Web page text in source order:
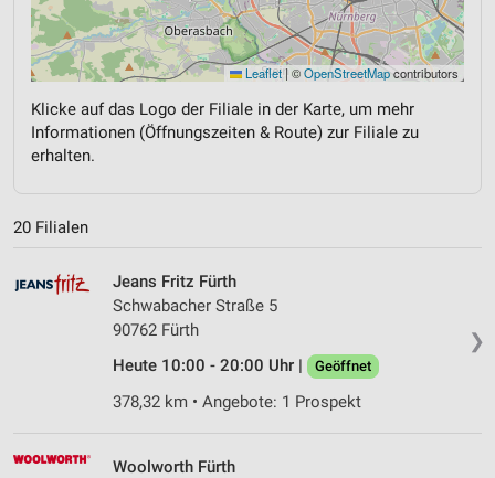
Leaflet|©OpenStreetMapcontributors
Klicke auf das Logo der Filiale in der Karte, um mehr
Informationen (Öffnungszeiten & Route) zur Filiale zu
erhalten.
20 Filialen
❯
Jeans Fritz Fürth
Schwabacher Straße 5
90762 Fürth
Heute 10:00 - 20:00 Uhr |
Geöffnet
378,32 km • Angebote: 1 Prospekt
Woolworth Fürth